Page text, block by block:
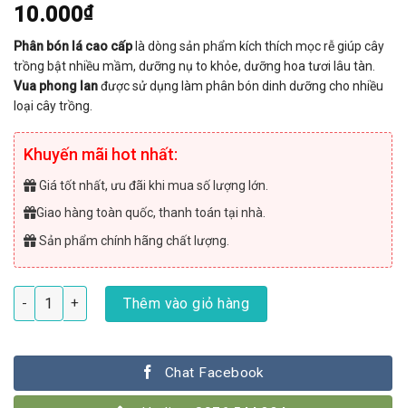
10.000₫
Phân bón lá cao cấplà dòng sản phẩm kích thích mọc rễ giúp cây
trồng bật nhiều mầm, dưỡng nụ to khỏe, dưỡng hoa tươi lâu tàn.
Vua phong lanđược sử dụng làm phân bón dinh dưỡng cho nhiều
loại cây trồng.
Khuyến mãi hot nhất:
Giá tốt nhất, ưu đãi khi mua số lượng lớn.
Giao hàng toàn quốc, thanh toán tại nhà.
Sản phẩm chính hãng chất lượng.
Phân bón lá cao cấp dưỡng mầm mập mạp số lượng
Thêm vào giỏ hàng
Chat Facebook